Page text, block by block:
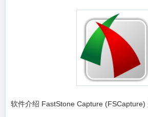
软件介绍 FastStone Capture (FSCapture)